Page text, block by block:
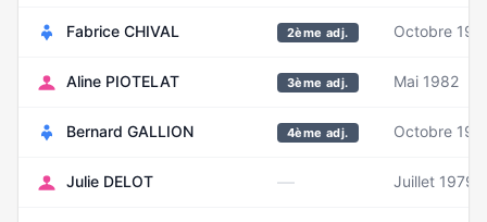
Fabrice CHIVAL 2ème adj. Octobre
Aline PIOTELAT 3ème adj. Mai 1982
Bernard GALLION 4ème adj. Octobre
Julie DELOT — Juillet 1979